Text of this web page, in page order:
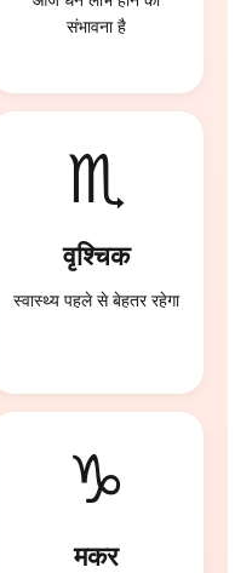
संभावना है
♏
वृश्चिक
स्वास्थ्य पहले से बेहतर रहेगा
♑
मकर